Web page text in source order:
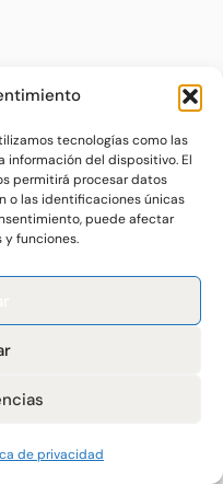
tecnologías como las
información del dispositivo. El
permitirá procesar datos
o las identificaciones únicas
puede afectar
funciones.
de privacidad
público los datos
ha ejercido su derecho
adoptar, atendiendo la
aplicación, las medidas
que estén tratando
de los datos, así
o a cualquier copia o
derechos tales como
o cuando existan